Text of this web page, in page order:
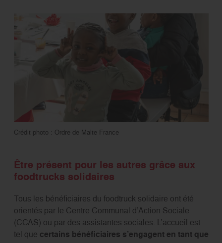
Crédit photo : Ordre de Malte France
Être présent pour les autres grâce aux
foodtrucks solidaires
Tous les bénéficiaires du foodtruck solidaire ont été
orientés par le Centre Communal d’Action Sociale
(CCAS) ou par des assistantes sociales. L’accueil est
tel que certains bénéficiaires s’engagent en tant que